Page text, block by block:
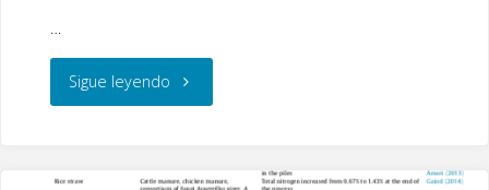
b
o
er e
dI
…
Sigue leyendo"Segunda
proyecto